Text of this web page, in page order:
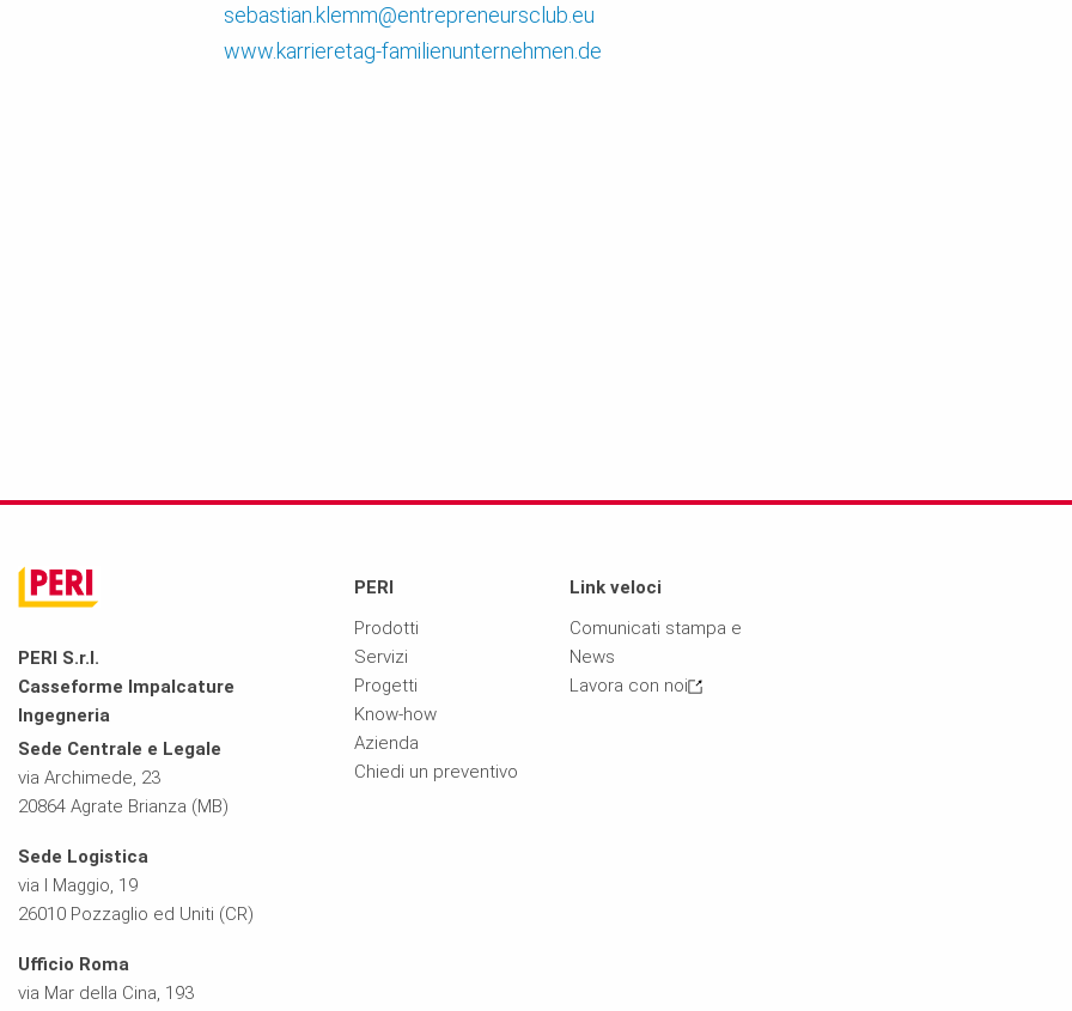
sebastian.klemm@entrepreneursclub.eu
www.karrieretag-familienunternehmen.de
PERI S.r.l.
Casseforme Impalcature
Ingegneria
Sede Centrale e Legale
via Archimede, 23
20864 Agrate Brianza (MB)
Sede Logistica
via I Maggio, 19
26010 Pozzaglio ed Uniti (CR)
Ufficio Roma
via Mar della Cina, 193
PERI
Prodotti
Servizi
Progetti
Know-how
Azienda
Chiedi un preventivo
Link veloci
Comunicati stampa e
News
Lavora con noi